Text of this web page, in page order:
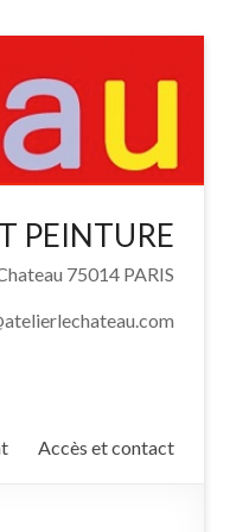
PEINTURE
75014 PARIS
Accès et contact